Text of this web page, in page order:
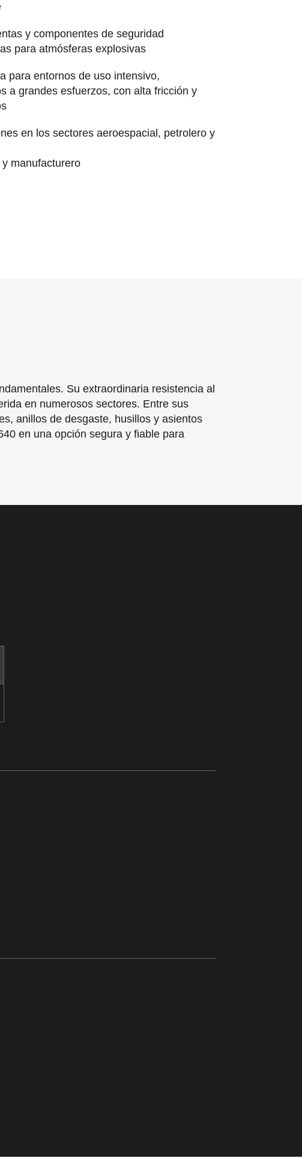
y componentes de seguridad
para atmósferas explosivas
para entornos de uso intensivo,
a grandes esfuerzos, con alta fricción y
en los sectores aeroespacial, petrolero y
manufacturero
Su extraordinaria resistencia al
en numerosos sectores. Entre sus
anillos de desgaste, husillos y asientos
en una opción segura y fiable para